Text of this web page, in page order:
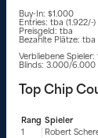
Buy-In: $1.000
Entries: tba (1.922/-)
Preisgeld: tba
Bezahlte Plätze: tba
Verbliebene
Blinds: 3.000/6.000
Top Chip
Rang Spieler
1
Robert